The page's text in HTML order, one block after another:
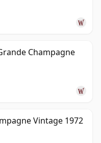
Champagne
Vintage 1972